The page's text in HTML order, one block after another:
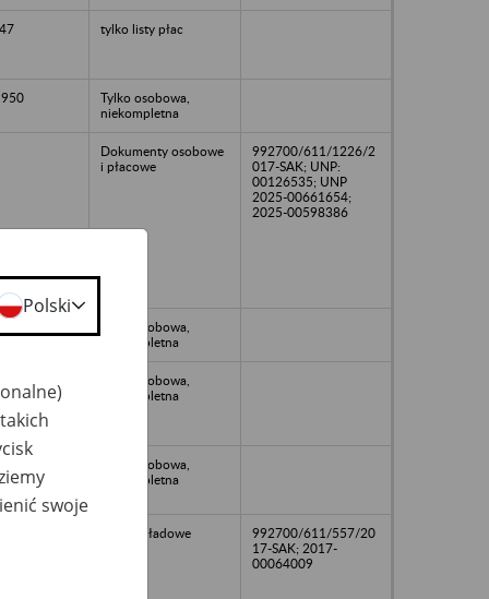
tylko listy płac
Tylko osobowa,
niekompletna
Dokumenty osobowe
i płacowe
992700/611/1226/2
017-SAK; UNP:
00126535; UNP
2025-00661654;
2025-00598386
Tylko osobowa,
niekompletna
Tylko osobowa,
niekompletna
Tylko osobowa,
niekompletna
Akta zakładowe
992700/611/557/20
17-SAK; 2017-
00064009
Polski
swoje